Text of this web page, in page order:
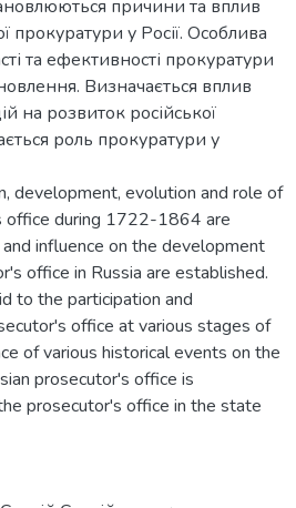
причини та вплив
прокуратури у Росії. Особлива
та ефективності прокуратури
Визначається вплив
на розвиток російської
роль прокуратури у
development, evolution and role of
office during 1722-1864 are
influence on the development
office in Russia are established.
to the participation and
office at various stages of
of various historical events on the
prosecutor's office is
prosecutor's office in the state